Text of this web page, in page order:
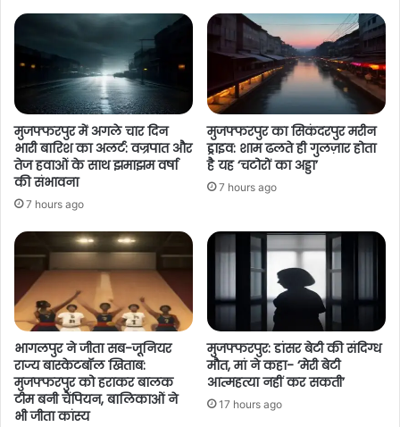
मुजफ्फरपुर में अगले चार दिन
भारी बारिश का अलर्ट: वज्रपात और
तेज हवाओं के साथ झमाझम वर्षा
की संभावना
7 hours ago
मुजफ्फरपुर का सिकंदरपुर मरीन
ड्राइव: शाम ढलते ही गुलज़ार होता
है यह ‘चटोरों का अड्डा’
7 hours ago
भागलपुर ने जीता सब-जूनियर
राज्य बास्केटबॉल खिताब:
मुजफ्फरपुर को हराकर बालक
टीम बनी चैंपियन, बालिकाओं ने
भी जीता कांस्य
मुजफ्फरपुर: डांसर बेटी की संदिग्ध
मौत, मां ने कहा- ‘मेरी बेटी
आत्महत्या नहीं कर सकती’
17 hours ago